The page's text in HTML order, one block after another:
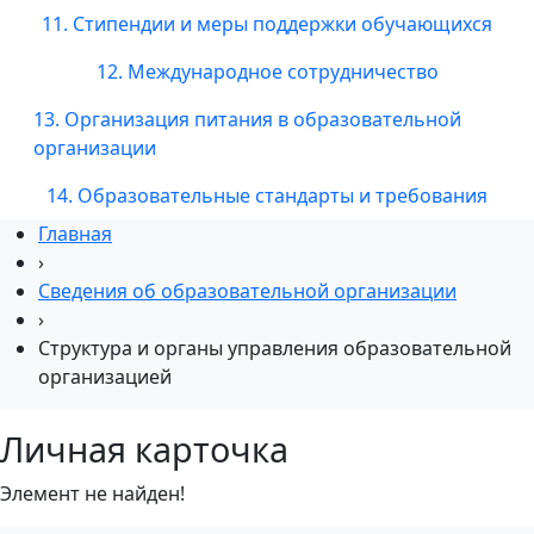
11. Стипендии и меры поддержки обучающихся
12. Международное сотрудничество
13. Организация питания в образовательной
организации
14. Образовательные стандарты и требования
Главная
›
Сведения об образовательной организации
›
Структура и органы управления образовательной
организацией
Личная карточка
Элемент не найден!